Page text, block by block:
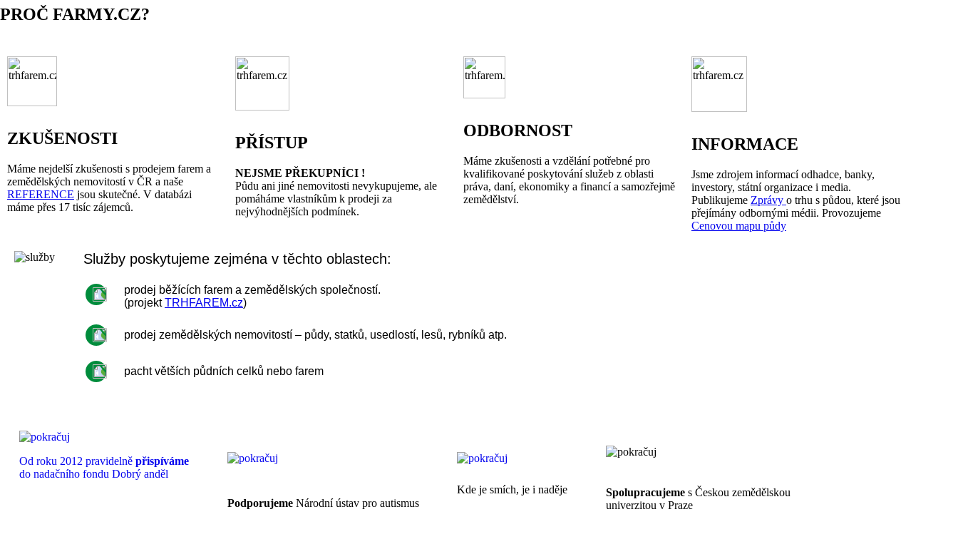
PROČ FARMY.CZ?
ZKUŠENOSTI
Máme nejdelší zkušenosti s prodejem farem a
zemědělských nemovitostí v ČR a naše
REFERENCE jsou skutečné. V databázi
máme přes 17 tisíc zájemců.
PŘÍSTUP
NEJSME PŘEKUPNÍCI !
Půdu ani jiné nemovitosti nevykupujeme, ale
pomáháme vlastníkům k prodeji za
nejvýhodnějších podmínek.
ODBORNOST
Máme zkušenosti a vzdělání potřebné pro
kvalifikované poskytování služeb z oblasti
práva, daní, ekonomiky a financí a samozřejmě
zemědělství.
INFORMACE
Jsme zdrojem informací odhadce, banky,
investory, státní organizace i media.
Publikujeme Zprávy o trhu s půdou, které jsou
přejímány odbornými médii. Provozujeme
Cenovou mapu půdy
Služby poskytujeme zejména v těchto oblastech:
prodej běžících farem a zemědělských společností.
(projektTRHFAREM.cz)
prodej zemědělských nemovitostí – půdy, statků, usedlostí, lesů, rybníků atp.
pacht větších půdních celků nebo farem
Od roku 2012 pravidelně přispíváme
do nadačního fondu Dobrý anděl
PodporujemeNárodní ústav pro autismus
Kde je smích, je i naděje Spolupracujeme s Českou zemědělskou
univerzitou v Praze